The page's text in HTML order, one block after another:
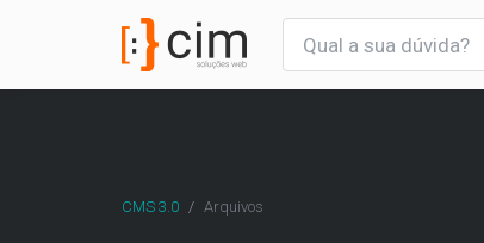
CMS 3.0 Arquivos